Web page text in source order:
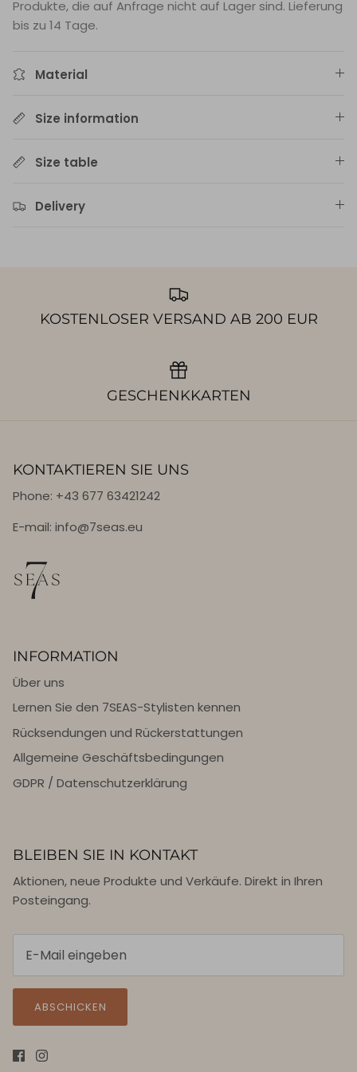
Produkte, die auf Anfrage nicht auf Lager sind. Lieferung
bis zu 14 Tage.
Material
Size information
Size table
Delivery
KOSTENLOSER VERSAND AB 200 EUR
GESCHENKKARTEN
KONTAKTIEREN SIE UNS
Phone: +43 677 63421242
E-mail: info@7seas.eu
INFORMATION
Über uns
Lernen Sie den 7SEAS-Stylisten kennen
Rücksendungen und Rückerstattungen
Allgemeine Geschäftsbedingungen
GDPR / Datenschutzerklärung
BLEIBEN SIE IN KONTAKT
Aktionen, neue Produkte und Verkäufe. Direkt in Ihren
Posteingang.
ABSCHICKEN